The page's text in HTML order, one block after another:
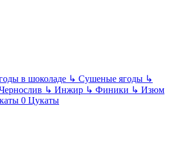
в шоколаде ↳ Сушеные ягоды ↳
↳ Инжир ↳ Финики ↳ Изюм
Цукаты